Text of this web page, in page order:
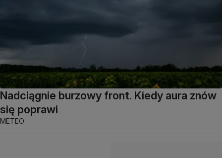
Nadciągnie burzowy front. Kiedy aura znów
się poprawi
METEO